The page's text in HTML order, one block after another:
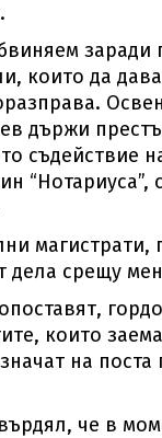
заради
които да
държи
“Нотариуса”,
магистрати,
дела срещу мен
които
на
че в